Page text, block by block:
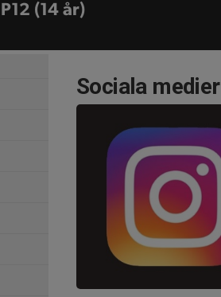
P12 (14 år)
Sociala medier